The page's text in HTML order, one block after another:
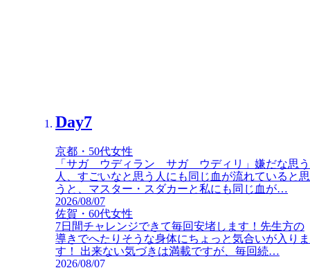
Day7
京都・50代女性
「サガ ウディラン サガ ウディリ」嫌だな思う
人、すごいなと思う人にも同じ血が流れていると思
うと、マスター・スダカーと私にも同じ血が…
2026/08/07
佐賀・60代女性
7日間チャレンジできて毎回安堵します！先生方の
導きでへたりそうな身体にちょっと気合いが入りま
す！ 出来ない気づきは満載ですが、毎回続…
2026/08/07
Day7
北海道・60代女性
もう最終日
ヨガをすることはヨガム
私も練
習を続けて小さな幸運を積み重ねていきたいです
2026/07/10